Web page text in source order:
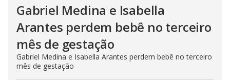
Gabriel Medina e Isabella
Arantes perdem bebê no terceiro
mês de gestação
Gabriel Medina e Isabella Arantes perdem bebê no terceiro
mês de gestação